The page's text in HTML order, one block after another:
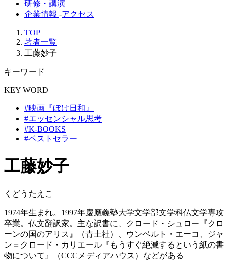
研修・講演
企業情報 -アクセス
TOP
著者一覧
工藤妙子
キーワード
KEY WORD
#映画『ぼけ日和』
#エッセンシャル思考
#K-BOOKS
#ベストセラー
工藤妙子
くどうたえこ
1974年生まれ。1997年慶應義塾大学文学部文学科仏文学専攻
卒業。仏文翻訳家。主な訳書に、クロード・シュロー『クロ
ーンの国のアリス』（青土社）、ウンベルト・エーコ、ジャ
ン＝クロード・カリエール『もうすぐ絶滅するという紙の書
物について』（CCCメディアハウス）などがある